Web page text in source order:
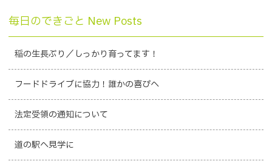
毎日のできごと New Posts
稲の生長ぶり／しっかり育ってます！
フードドライブに協力！誰かの喜びへ
法定受領の通知について
道の駅へ見学に